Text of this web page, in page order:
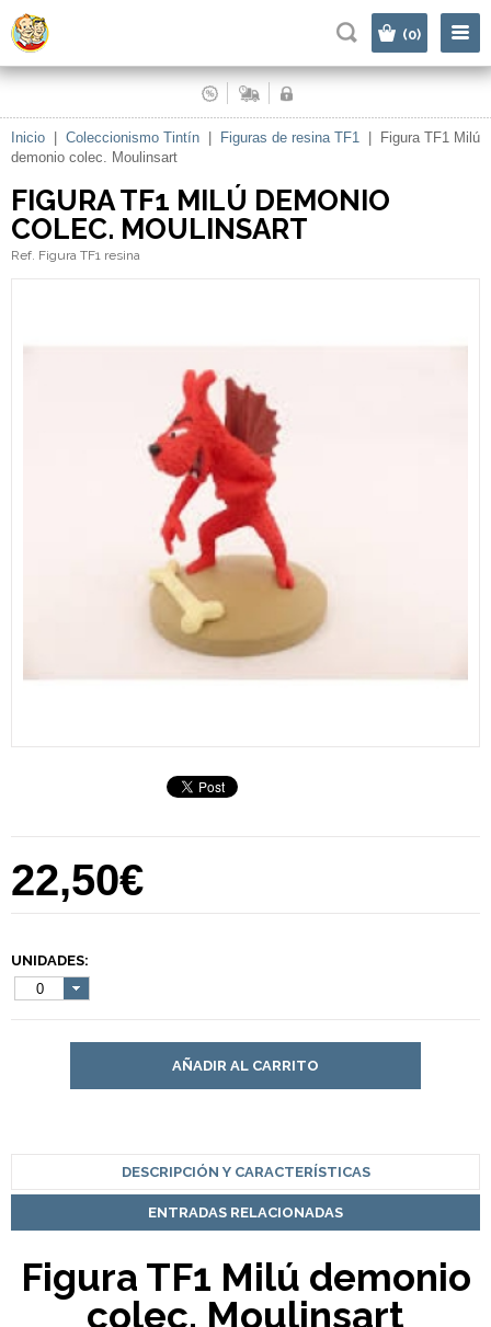
(0)
Inicio Coleccionismo Tintín Figuras de resina TF1
Figura TF1 Milú
demonio colec. Moulinsart
FIGURA TF1 MILÚ DEMONIO
COLEC. MOULINSART
Ref. Figura TF1 resina
22,50€
UNIDADES:
0
AÑADIR AL CARRITO
DESCRIPCIÓN Y CARACTERÍSTICAS
ENTRADAS RELACIONADAS
Figura TF1 Milú demonio
colec. Moulinsart